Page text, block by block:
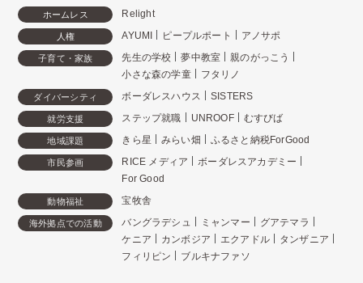
ホームレス Relight
人権 AYUMI ピープルポート アノサポ
子育て・家族 先生の学校 夢中教室
親のがっこう
小さな森の学童
フタリノ
ダイバーシティ ボーダレスハウス SISTERS
就労支援 ステップ就職 UNROOF むすびば
地域課題 きら星 みらい畑 ふるさと納税ForGood
市民参画 RICE メディア
ボーダレスアカデミー
For Good
動物福祉 宝牧舎
海外拠点での活動 バングラデシュ ミャンマー
グアテマラ
ケニア
カンボジア エクアドル
タンザニア
フィリピン
ブルキナファソ